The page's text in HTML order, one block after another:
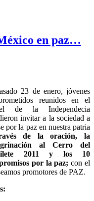
en paz…
23 de enero, jóvenes
reunidos en el
de la Independecia
invitar a la sociedad a
por la paz en nuestra patria
de la oración, la
al Cerro del
2011 y los 10
por la paz;con el
promotores de PAZ.